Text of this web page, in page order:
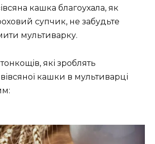
кашка благоухала, як
супчик, не забудьте
мультиварку.
які зроблять
кашки в мультиварці